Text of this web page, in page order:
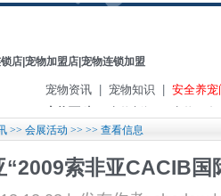
宠物资讯 宠物知识
安全养宠
>> 会展活动 >> >> 查看信息
“2009索非亚CACIB国